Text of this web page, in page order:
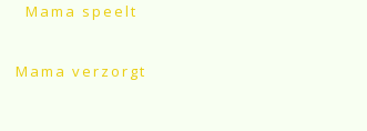
Mama speelt
Mama verzorgt